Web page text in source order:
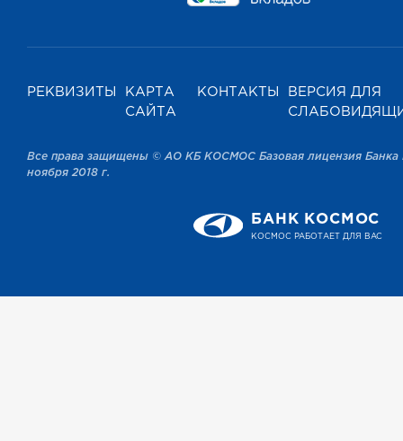
РЕКВИЗИТЫ
КАРТА
САЙТА
КОНТАКТЫ
ВЕРСИЯ ДЛЯ
Все права защищены © АО КБ КОСМОС Базовая лицензия Банка
ноября 2018 г.